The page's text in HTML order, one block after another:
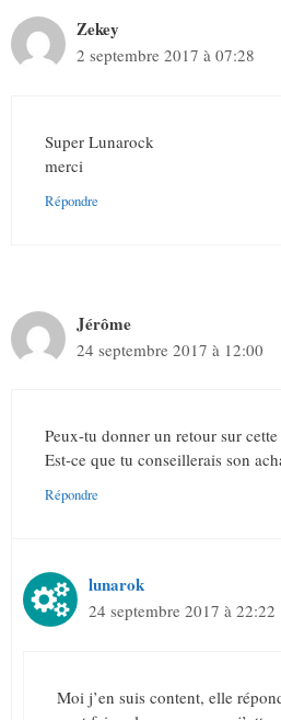
Zekey
2 septembre 2017 à 07:28
Super Lunarock
merci
Répondre
Jérôme
24 septembre 2017 à 12:00
Peux-tu donner un retour sur
Est-ce que tu conseillerais son
Répondre
lunarok
24 septembre 2017 à 22:22
Moi j’en suis content, elle